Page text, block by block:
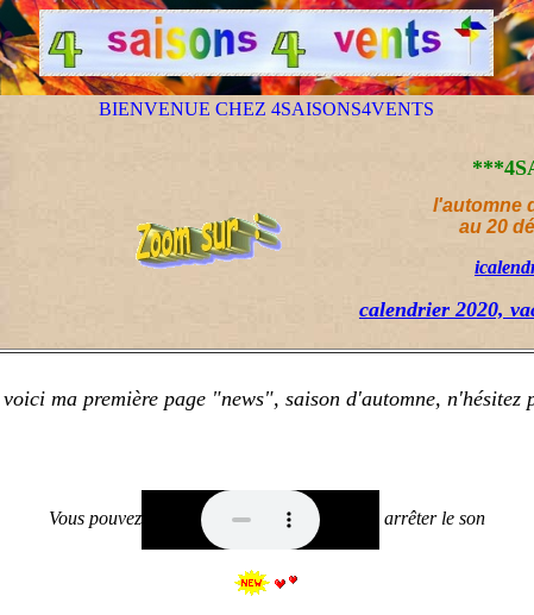
BIENVENUE CHEZ 4SAISONS4VENTS
l'automne
au 20
calendrier 2020,
ma première page "news", saison d'automne, n'hésitez
Vous pouvez arrêter le son